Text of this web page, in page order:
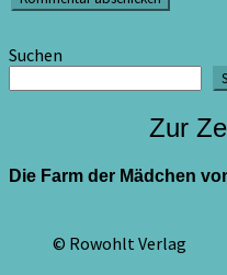
Suchen
Zur
Die Farm der Mädchen
© Rowohlt Verlag